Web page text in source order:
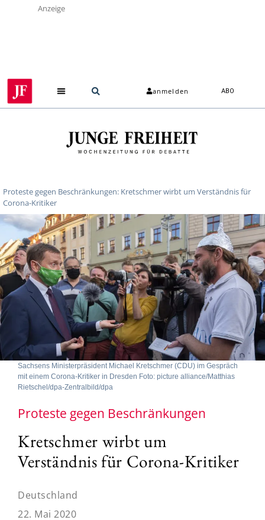
Anzeige
anmelden ABO
Proteste gegen Beschränkungen: Kretschmer wirbt um Verständnis für
Corona-Kritiker
Sachsens Ministerpräsident Michael Kretschmer (CDU) im Gespräch
mit einem Corona-Kritiker in Dresden Foto: picture alliance/Matthias
Rietschel/dpa-Zentralbild/dpa
Proteste gegen Beschränkungen
Kretschmer wirbt um
Verständnis für Corona-Kritiker
Deutschland
22. Mai 2020